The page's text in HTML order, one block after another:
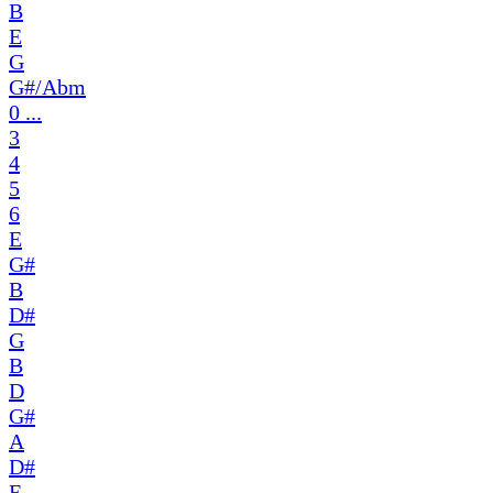
B
E
G
G#/Abm
0 ...
3
4
5
6
E
G#
B
D#
G
B
D
G#
A
D#